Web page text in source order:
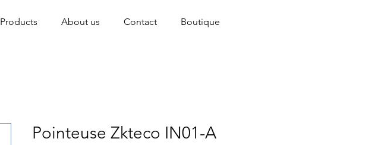
Products About us Contact Boutique
Pointeuse Zkteco IN01-A